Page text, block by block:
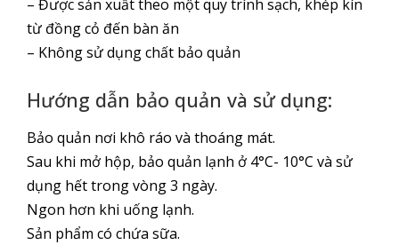
– Được sản xuất theo một quy trình sạch, khép kín
từ đồng cỏ đến bàn ăn
– Không sử dụng chất bảo quản
Hướng dẫn bảo quản và sử dụng:
Bảo quản nơi khô ráo và thoáng mát.
Sau khi mở hộp, bảo quản lạnh ở 4°C- 10°C và sử
dụng hết trong vòng 3 ngày.
Ngon hơn khi uống lạnh.
Sản phẩm có chứa sữa.